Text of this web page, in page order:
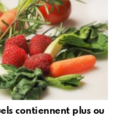
contiennent plus ou